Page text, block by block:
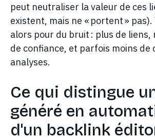
peut neutraliser la valeur de ces
existent, mais ne « portent » pas).
alors pour du bruit : plus de liens,
de confiance, et parfois moins de
analyses.
Ce qui distingue
généré en
d'un backlink